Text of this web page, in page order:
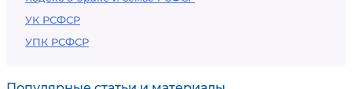
УК РСФСР
УПК РСФСР